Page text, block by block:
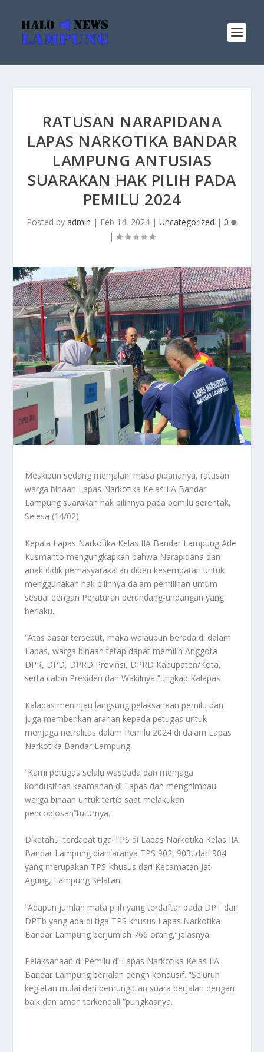
RATUSAN NARAPIDANA
LAPAS NARKOTIKA BANDAR
LAMPUNG ANTUSIAS
SUARAKAN HAK PILIH PADA
PEMILU 2024
Posted by admin | Feb 14, 2024| Uncategorized | 0
|
Meskipun sedang menjalani masa pidananya, ratusan
warga binaan Lapas Narkotika Kelas IIA Bandar
Lampung suarakan hak pilihnya pada pemilu serentak,
Selesa (14/02).
Kepala Lapas Narkotika Kelas IIA Bandar Lampung Ade
Kusmanto mengungkapkan bahwa Narapidana dan
anak didik pemasyarakatan diberi kesempatan untuk
menggunakan hak pilihnya dalam pemilihan umum
sesuai dengan Peraturan perundang-undangan yang
berlaku.
“Atas dasar tersebut, maka walaupun berada di dalam
Lapas, warga binaan tetap dapat memilih Anggota
DPR, DPD, DPRD Provinsi, DPRD Kabupaten/Kota,
serta calon Presiden dan Wakilnya,”ungkap Kalapas
Kalapas meninjau langsung pelaksanaan pemilu dan
juga memberikan arahan kepada petugas untuk
menjaga netralitas dalam Pemilu 2024 di dalam Lapas
Narkotika Bandar Lampung.
“Kami petugas selalu waspada dan menjaga
kondusifitas keamanan di Lapas dan menghimbau
warga binaan untuk tertib saat melakukan
pencoblosan”tuturnya.
Diketahui terdapat tiga TPS di Lapas Narkotika Kelas IIA
Bandar Lampung diantaranya TPS 902, 903, dan 904
yang merupakan TPS Khusus dari Kecamatan Jati
Agung, Lampung Selatan.
“Adapun jumlah mata pilih yang terdaftar pada DPT dan
DPTb yang ada di tiga TPS khusus Lapas Narkotika
Bandar Lampung berjumlah 766 orang,”jelasnya.
Pelaksanaan di Pemilu di Lapas Narkotika Kelas IIA
Bandar Lampung berjalan dengn kondusif. “Seluruh
kegiatan mulai dari pemungutan suara berjalan dengan
baik dan aman terkendali,”pungkasnya.